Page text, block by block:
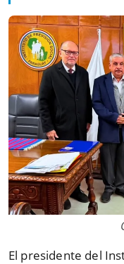
El presidente del